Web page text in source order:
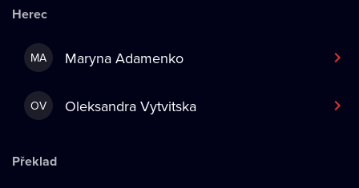
Herec
MA Maryna Adamenko
OV Oleksandra Vytvitska
Překlad